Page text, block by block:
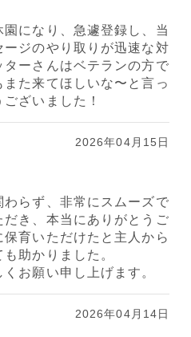
になり、急遽登録し、当
ージのやり取りが迅速な対
ーさんはベテランの方で
た来てほしいな〜と言っ
ざいました！
2026年04月15日
らず、非常にスムーズで
き、本当にありがとうご
育いただけたと主人から
助かりました。
お願い申し上げます。
2026年04月14日